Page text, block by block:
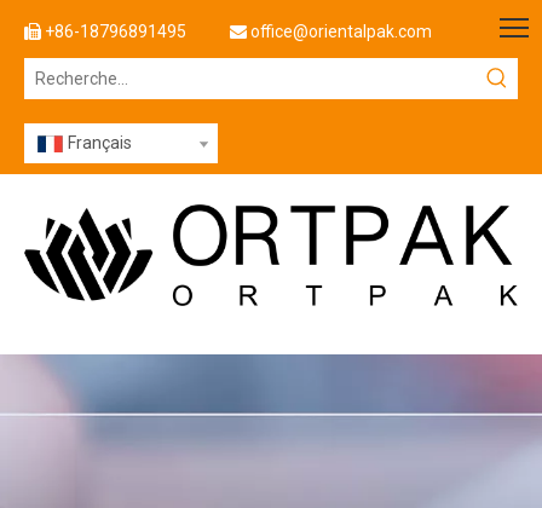
 +86-18796891495  office@orientalpak.com
Français